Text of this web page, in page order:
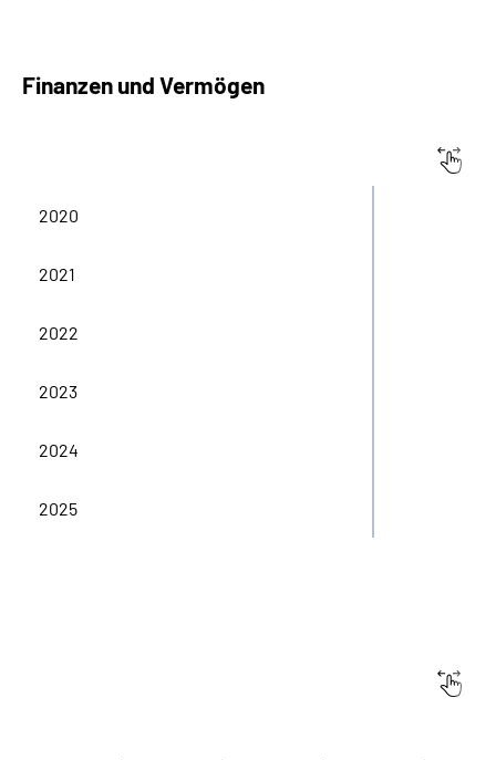
Finanzen und Vermögen
2020
2021
2022
2023
2024
2025
2023